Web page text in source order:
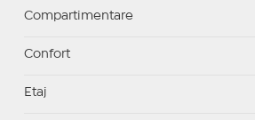
Compartimentare
Confort
Etaj